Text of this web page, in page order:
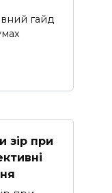
гайд
зір при